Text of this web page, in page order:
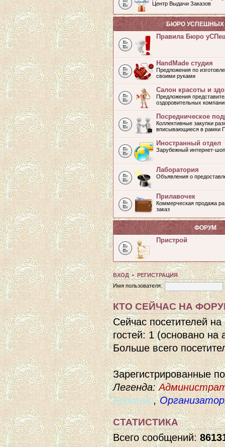
Центр Выдачи Заказов
БЮРО УСПЕШНЫХ
Правила Бюро
HandMade студия
Предложения по
своими руками
Салон красоты и
Предложения
оздоровительных
Посредническое
Коллективные закупки
вписывающиеся в рамки
Иностранный отдел
Зарубежный интернет-
Лаборатория
Объявления о
Прилавочек
Коммерческая продажа
заказ
ФОРУМ
Пристрой
ВХОД•РЕГИСТРАЦИЯ
Имя пользователя:
КТО СЕЙЧАС НА
Сейчас посетителей
гостей: 1 (основано на
Больше всего
Зарегистрированные
Легенда:
Курьеры,
СТАТИСТИКА
Всего сообщений: